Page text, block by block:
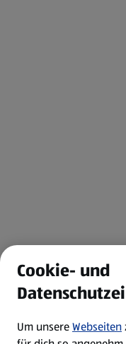
Cookie- und
Um unsereWebseiten